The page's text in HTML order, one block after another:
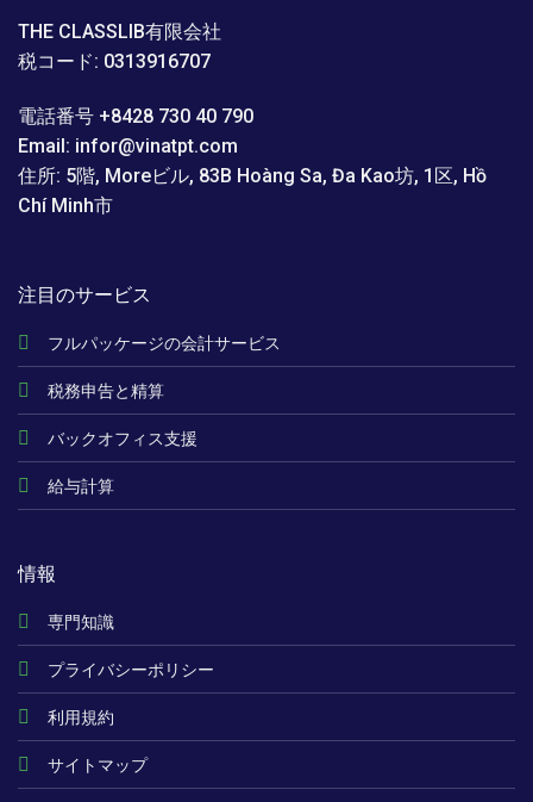
THE CLASSLIB有限会社
税コード: 0313916707
電話番号 +8428 730 40 790
Email: infor@vinatpt.com
住所: 5階, Moreビル, 83B Hoàng Sa, Đa Kao坊, 1区, Hồ
Chí Minh市
注目のサービス
フルパッケージの会計サービス
税務申告と精算
バックオフィス支援
給与計算
情報
専門知識
プライバシーポリシー
利用規約
サイトマップ